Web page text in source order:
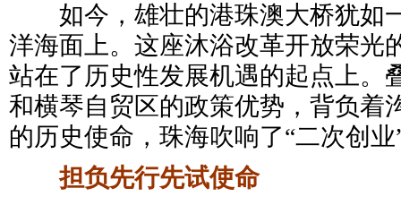
如今，雄壮的港珠澳大桥犹如
洋海面上。这座沐浴改革开放荣光
站在了历史性发展机遇的起点上。
和横琴自贸区的政策优势，背负着
的历史使命，珠海吹响了“二次创
担负先行先试使命